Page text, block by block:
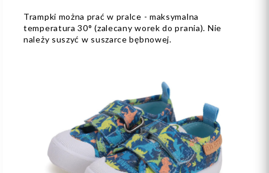
Trampki można prać w pralce - maksymalna
temperatura 30° (zalecany worek do prania). Nie
należy suszyć w suszarce bębnowej.